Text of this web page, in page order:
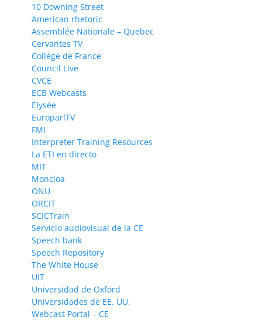
10 Downing Street
American rhetoric
Assemblée Nationale – Quebec
Cervantes TV
Collège de France
Council Live
CVCE
ECB Webcasts
Elysée
EuroparlTV
FMI
Interpreter Training Resources
La ETI en directo
MIT
Moncloa
ONU
ORCIT
SCICTrain
Servicio audiovisual de la CE
Speech bank
Speech Repository
The White House
UIT
Universidad de Oxford
Universidades de EE. UU.
Webcast Portal – CE